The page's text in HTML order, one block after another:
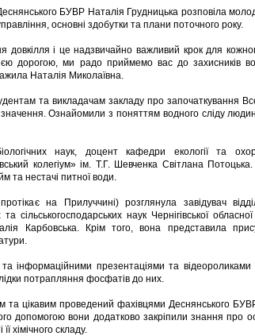
БУВР Наталія Грудницька розповіла
основні здобутки та плани поточного року.
і це надзвичайно важливий крок для
дорогою, ми радо приймемо вас до захисників
Наталія Миколаївна.
та викладачам закладу про започаткування
Ознайомили з поняттям водного сліду
наук, доцент кафедри екології та
колегіум» ім. Т.Г. Шевченка Світлана
та нестачі питної води.
на Прилуччині) розглянула завідувач
сільськогосподарських наук Чернігівської обласної
Карбовська. Крім того, вона представила
інформаційними презентаціями та
потрапляння фосфатів до них.
та цікавим проведений фахівцями Деснянського
допомогою вони додатково закріпили знання про
хімічного складу.